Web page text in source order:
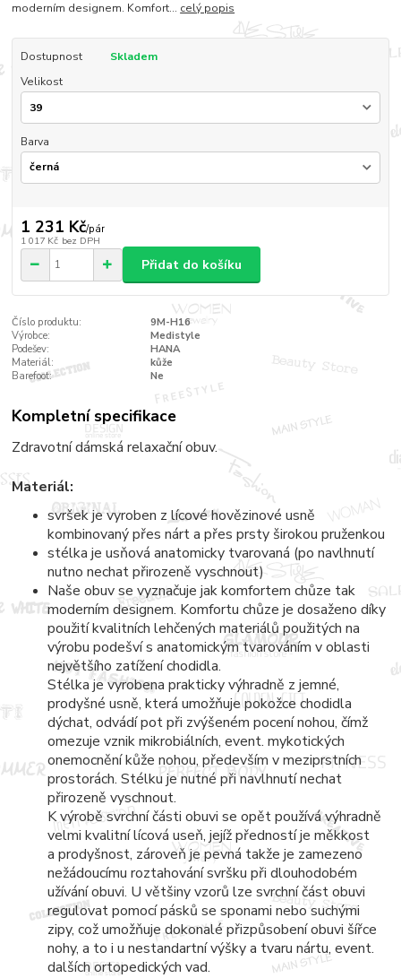
moderním designem. Komfort... celý popis
Dostupnost
Skladem
Velikost
Barva
1 231 Kč/pár
1 017 Kč bez DPH
Přidat do košíku
Číslo produktu:
9M-H16
Výrobce:
Medistyle
Podešev:
HANA
Materiál:
kůže
Barefoot:
Ne
Kompletní specifikace
Zdravotní dámská relaxační obuv.
Materiál:
svršek je vyroben z lícové hovězinové usně
kombinovaný přes nárt a přes prsty širokou pruženkou
stélka je usňová anatomicky tvarovaná (po navlhnutí
nutno nechat přirozeně vyschnout)
Naše obuv se vyznačuje jak komfortem chůze tak
moderním designem. Komfortu chůze je dosaženo díky
použití kvalitních lehčených materiálů použitých na
výrobu podešví s anatomickým tvarováním v oblasti
největšího zatížení chodidla.
Stélka je vyrobena prakticky výhradně z jemné,
prodyšné usně, která umožňuje pokožce chodidla
dýchat, odvádí pot při zvýšeném pocení nohou, čímž
omezuje vznik mikrobiálních, event. mykotických
onemocnění kůže nohou, především v meziprstních
prostorách. Stélku je nutné při navlhnutí nechat
přirozeně vyschnout.
K výrobě svrchní části obuvi se opět používá výhradně
velmi kvalitní lícová useň, jejíž předností je měkkost
a prodyšnost, zároveň je pevná takže je zamezeno
nežádoucímu roztahování svršku při dlouhodobém
užívání obuvi. U většiny vzorů lze svrchní část obuvi
regulovat pomocí pásků se sponami nebo suchými
zipy, což umožňuje dokonalé přizpůsobení obuvi šířce
nohy, a to i u nestandartní výšky a tvaru nártu, event.
dalších ortopedických vad.